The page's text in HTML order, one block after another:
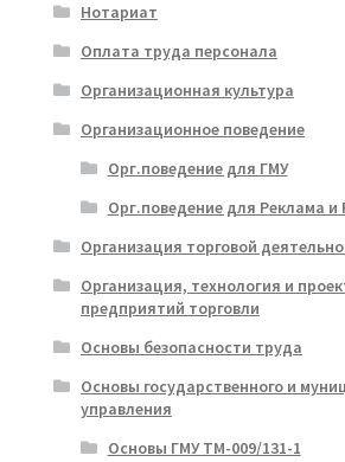
Нотариат
Оплата труда персонала
Организационная культура
Организационное поведение
Орг.поведение для ГМУ
Орг.поведение для Реклама и
Организация торговой
Организация, технология и
предприятий торговли
Основы безопасности труда
Основы государственного и
управления
Основы ГМУ ТМ-009/131-1